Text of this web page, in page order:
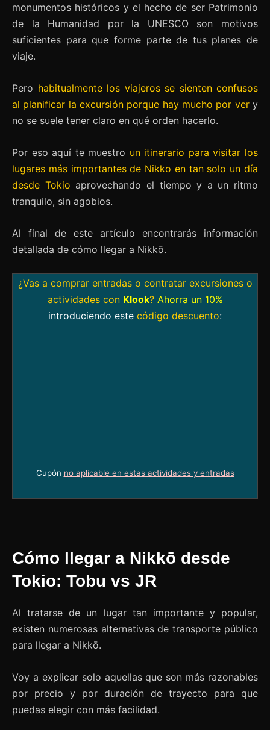
monumentos históricos y el hecho de ser Patrimonio
de la Humanidad por la UNESCO son motivos
suficientes para que forme parte de tus planes de
viaje.
Pero habitualmente los viajeros se sienten confusos
al planificar la excursión porque hay mucho por very
no se suele tener claro en qué orden hacerlo.
Por eso aquí te muestro un itinerario para visitar los
lugares más importantes de Nikko en tan solo un día
desde Tokio aprovechando el tiempo y a un ritmo
tranquilo, sin agobios.
Al final de este artículo encontrarás información
detallada de cómo llegar a Nikkō.
¿Vas a comprar entradas o contratar excursiones o
actividades con Klook? Ahorra un 10%
introduciendo este código descuento:
Cupón no aplicable en estas actividades y entradas
Cómo llegar a Nikkō desde
Tokio: Tobu vs JR
Al tratarse de un lugar tan importante y popular,
existen numerosas alternativas de transporte público
para llegar a Nikkō.
Voy a explicar solo aquellas que son más razonables
por precio y por duración de trayecto para que
puedas elegir con más facilidad.